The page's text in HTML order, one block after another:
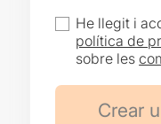
He llegit i
política de
sobre les